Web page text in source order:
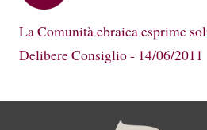
La Comunità ebraica esprime
Delibere Consiglio - 14/06/2011